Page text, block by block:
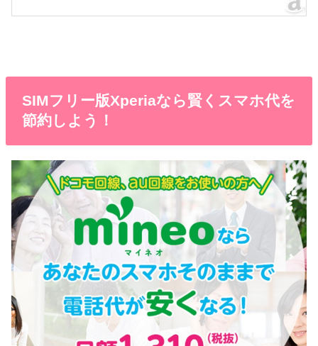
SIMフリー版Xperiaなら賢くスマホ代を
節約しよう！